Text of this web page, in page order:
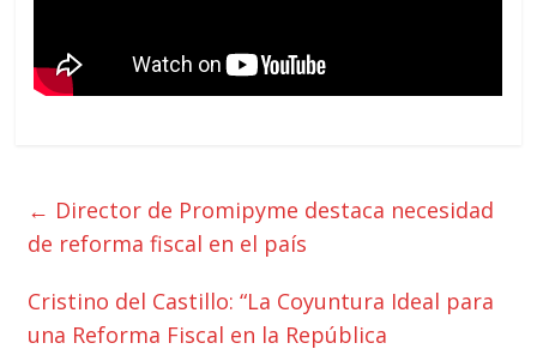
← Director de Promipyme destaca necesidad
de reforma fiscal en el país
Cristino del Castillo: “La Coyuntura Ideal para
una Reforma Fiscal en la República